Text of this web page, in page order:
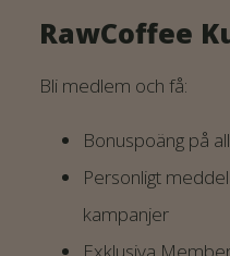
RawCoffee
Bli medlem och få:
Bonuspoäng på
Personligt
kampanjer